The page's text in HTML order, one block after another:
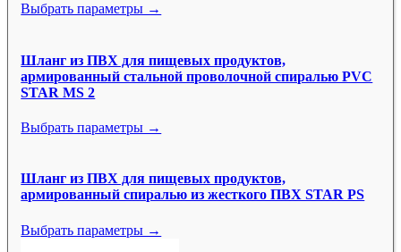
Выбрать параметры →
Шланг из ПВХ для пищевых продуктов,
армированный стальной проволочной спиралью PVC
STAR MS 2
Выбрать параметры →
Шланг из ПВХ для пищевых продуктов,
армированный спиралью из жесткого ПВХ STAR PS
Выбрать параметры →